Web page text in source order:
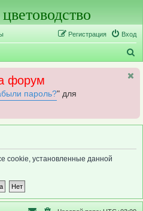
Вход
Регистрация
о
форум
пароль?" для
cookie, установленные данной